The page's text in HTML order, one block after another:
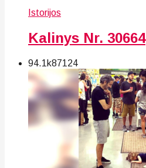
Istorijos
Kalinys Nr. 30664
94.1k87124